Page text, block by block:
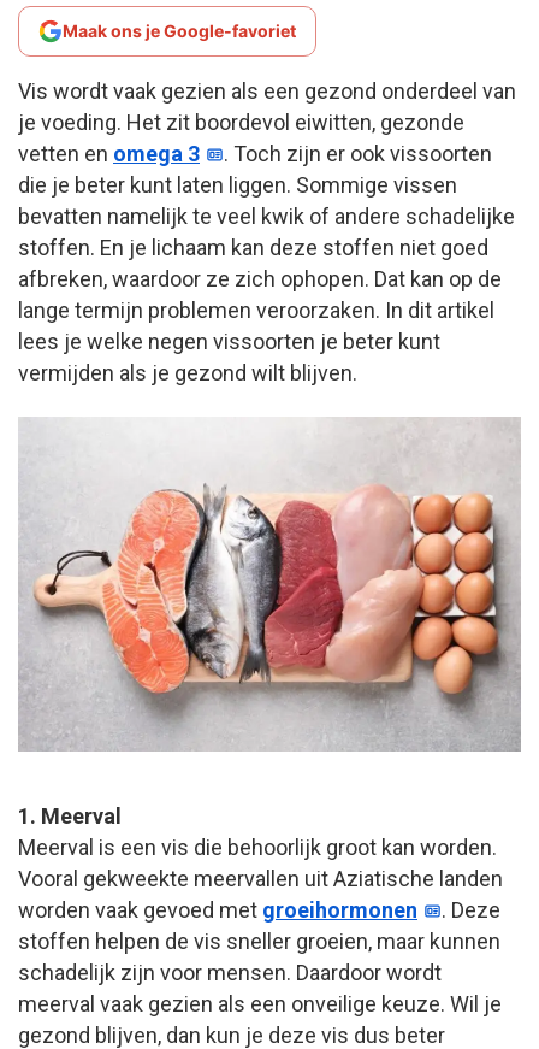
Maak ons je Google-favoriet
Vis wordt vaak gezien als een gezond onderdeel van
je voeding. Het zit boordevol eiwitten, gezonde
vetten en omega 3
. Toch zijn er ook vissoorten
die je beter kunt laten liggen. Sommige vissen
bevatten namelijk te veel kwik of andere schadelijke
stoffen. En je lichaam kan deze stoffen niet goed
afbreken, waardoor ze zich ophopen. Dat kan op de
lange termijn problemen veroorzaken. In dit artikel
lees je welke negen vissoorten je beter kunt
vermijden als je gezond wilt blijven.
1. Meerval
Meerval is een vis die behoorlijk groot kan worden.
Vooral gekweekte meervallen uit Aziatische landen
worden vaak gevoed met groeihormonen
. Deze
stoffen helpen de vis sneller groeien, maar kunnen
schadelijk zijn voor mensen. Daardoor wordt
meerval vaak gezien als een onveilige keuze. Wil je
gezond blijven, dan kun je deze vis dus beter